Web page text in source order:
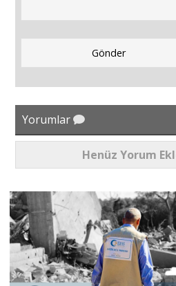
Yorumlar
Henüz Yorum